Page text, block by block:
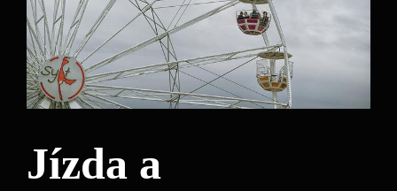
Jízda a